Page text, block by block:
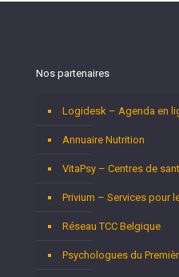
Nos partenaires
Logidesk – Agenda en
Annuaire Nutrition
VitaPsy – Centres de
Privium – Services pour
Réseau TCC Belgique
Psychologues du